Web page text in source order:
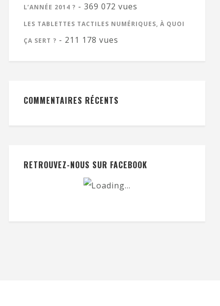
L’ANNÉE 2014 ? - 369 072 vues
LES TABLETTES TACTILES NUMÉRIQUES, À QUOI
ÇA SERT ? - 211 178 vues
COMMENTAIRES RÉCENTS
RETROUVEZ-NOUS SUR FACEBOOK